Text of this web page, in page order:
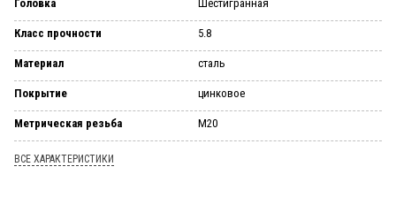
Головка Шестигранная
Класс прочности 5.8
Материал сталь
Покрытие цинковое
Метрическая резьба М20
ВСЕ ХАРАКТЕРИСТИКИ